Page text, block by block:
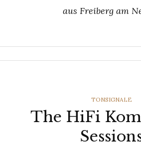
aus Freiberg am
CATEGORIES
TONSIGNALE
The HiFi